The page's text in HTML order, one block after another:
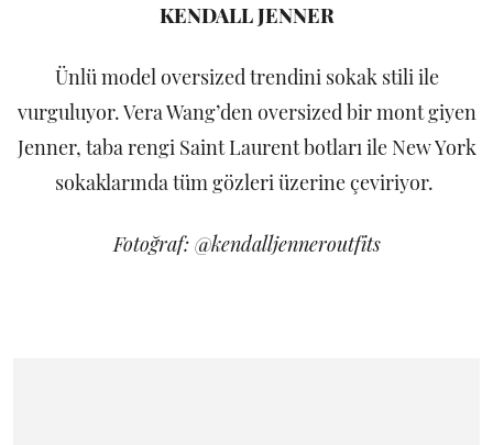
KENDALL JENNER
Ünlü model oversized trendini sokak stili ile
vurguluyor. Vera Wang’den oversized bir mont giyen
Jenner, taba rengi Saint Laurent botları ile New York
sokaklarında tüm gözleri üzerine çeviriyor.
Fotoğraf: @kendalljenneroutfits